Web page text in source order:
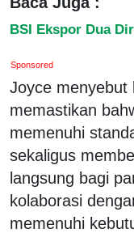
BSI Ekspor Dua
Sponsored
Joyce menyebut
memastikan
memenuhi
sekaligus
langsung bagi
kolaborasi
memenuhi